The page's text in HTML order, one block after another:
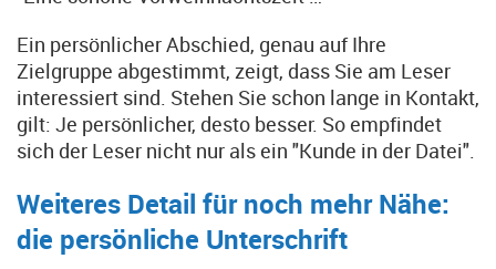
Ein persönlicher Abschied, genau auf Ihre
Zielgruppe abgestimmt, zeigt, dass Sie am Leser
interessiert sind. Stehen Sie schon lange in Kontakt,
gilt: Je persönlicher, desto besser. So empfindet
sich der Leser nicht nur als ein "Kunde in der Datei".
Weiteres Detail für noch mehr Nähe:
die persönliche Unterschrift